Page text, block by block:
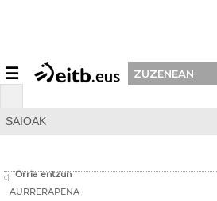
☰ ZUZENEAN
SAIOAK
Orria entzun
AURRERAPENA